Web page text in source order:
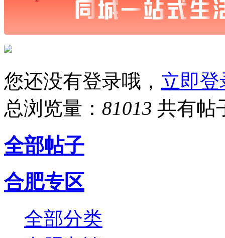
您还没有登录哦， 立即登
总浏览量： 81013 共有帖
全部帖子
合肥专区
全部分类